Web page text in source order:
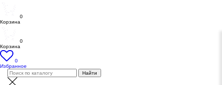
0
Корзина
0
Корзина
0
Избранное